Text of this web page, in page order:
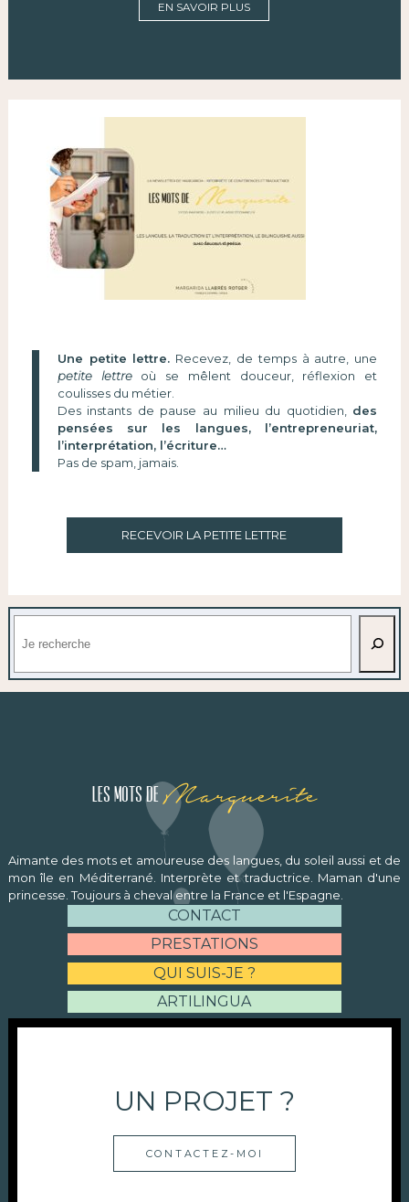
EN SAVOIR PLUS
Une petite lettre. Recevez, de temps à autre, une
petite lettreoù se mêlent douceur, réflexion et
coulisses du métier.
Des instants de pause au milieu du quotidien, des
pensées sur les langues, l’entrepreneuriat,
l’interprétation, l’écriture…
Pas de spam, jamais.
RECEVOIR LA PETITE LETTRE
Les mots de Marguerite
Aimante des mots et amoureuse des langues, du soleil aussi et de
mon île en Méditerrané. Interprète et traductrice. Maman d'une
princesse. Toujours à cheval entre la France et l'Espagne.
CONTACT
PRESTATIONS
QUI SUIS-JE ?
ARTILINGUA
UN PROJET ?
CONTACTEZ-MOI